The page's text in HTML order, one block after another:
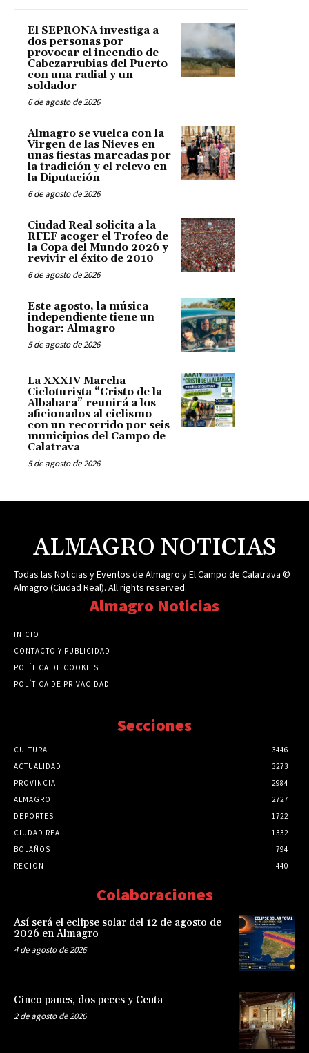
El SEPRONA investiga a
dos personas por
provocar el incendio de
Cabezarrubias del Puerto
con una radial y un
soldador
6 de agosto de 2026
Almagro se vuelca con la
Virgen de las Nieves en
unas fiestas marcadas por
la tradición y el relevo en
la Diputación
6 de agosto de 2026
Ciudad Real solicita a la
RFEF acoger el Trofeo de
la Copa del Mundo 2026 y
revivir el éxito de 2010
6 de agosto de 2026
Este agosto, la música
independiente tiene un
hogar: Almagro
5 de agosto de 2026
La XXXIV Marcha
Cicloturista “Cristo de la
Albahaca” reunirá a los
aficionados al ciclismo
con un recorrido por seis
municipios del Campo de
Calatrava
5 de agosto de 2026
ALMAGRO NOTICIAS
Todas las Noticias y Eventos de Almagro y El Campo de Calatrava ©
Almagro (Ciudad Real). All rights reserved.
Almagro Noticias
INICIO
CONTACTO Y PUBLICIDAD
POLÍTICA DE COOKIES
POLÍTICA DE PRIVACIDAD
Secciones
CULTURA
3446
ACTUALIDAD
3273
PROVINCIA
2984
ALMAGRO
2727
DEPORTES
1722
CIUDAD REAL
1332
BOLAÑOS
794
REGION
440
Colaboraciones
Así será el eclipse solar del 12 de agosto de
2026 en Almagro
4 de agosto de 2026
Cinco panes, dos peces y Ceuta
2 de agosto de 2026